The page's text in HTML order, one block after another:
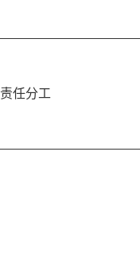
责任分工